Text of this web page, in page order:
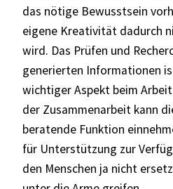
das nötige Bewusstsein
eigene Kreativität dadurch
wird. Das Prüfen und
generierten Informationen
wichtiger Aspekt beim
der Zusammenarbeit kann
beratende Funktion
für Unterstützung zur
den Menschen ja nicht